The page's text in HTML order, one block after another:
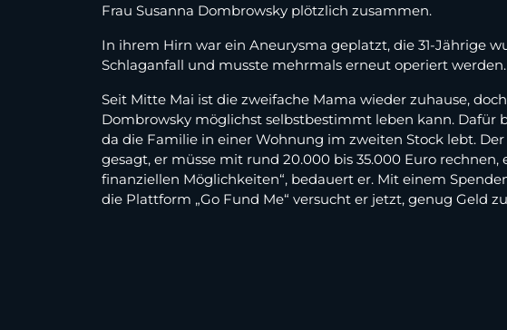
Frau Susanna Dombrowsky plötzlich zusammen.
In ihrem Hirn war ein Aneurysma geplatzt, die 31-Jährige
Schlaganfall und musste mehrmals erneut operiert werden.
Seit Mitte Mai ist die zweifache Mama wieder zuhause,
Dombrowsky möglichst selbstbestimmt leben kann.
da die Familie in einer Wohnung im zweiten Stock lebt.
gesagt, er müsse mit rund 20.000 bis 35.000 Euro
finanziellen Möglichkeiten“, bedauert er. Mit einem
die Plattform „Go Fund Me“ versucht er jetzt, genug Geld